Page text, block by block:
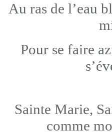
Au ras de l’eau
Pour se faire
Sainte Marie,
comme